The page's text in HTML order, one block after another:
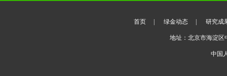
首页 |绿金动态 |研究成
地址：北京市海淀区
中国